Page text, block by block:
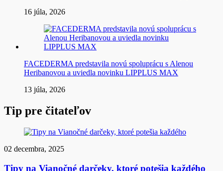
16 júla, 2026
FACEDERMA predstavila novú spoluprácu s Alenou
Heribanovou a uviedla novinku LIPPLUS MAX
13 júla, 2026
Tip pre čitateľov
02 decembra, 2025
Tipy na Vianočné darčeky, ktoré potešia každého